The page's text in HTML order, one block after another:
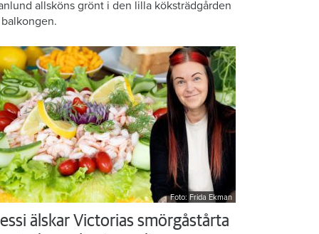
allsköns grönt i den lilla köksträdgården
Foto: Frida Ekman
älskar Victorias smörgåstårta